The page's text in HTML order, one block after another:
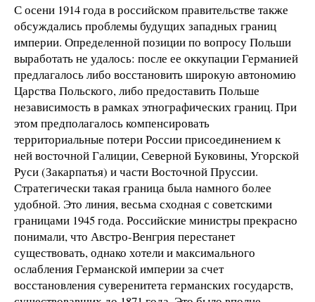
С осени 1914 года в российском правительстве также
обсуждались проблемы будущих западных границ
империи. Определенной позиции по вопросу Польши
выработать не удалось: после ее оккупации Германией
предлагалось либо восстановить широкую автономию
Царства Польского, либо предоставить Польше
независимость в рамках этнографических границ. При
этом предполагалось компенсировать
территориальные потери России присоединением к
ней восточной Галиции, Северной Буковины, Угорской
Руси (Закарпатья) и части Восточной Пруссии.
Стратегически такая граница была намного более
удобной. Это линия, весьма сходная с советскими
границами 1945 года. Российские министры прекрасно
понимали, что Австро-Венгрия перестанет
существовать, однако хотели и максимального
ослабления Германской империи за счет
восстановления суверенитета германских государств,